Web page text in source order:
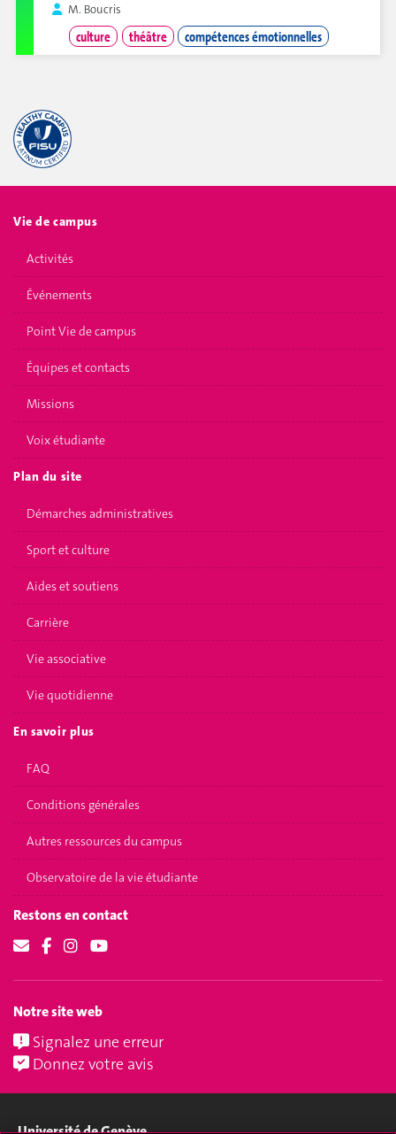
M. Boucris
culture théâtre compétences émotionnelles
Vie de campus
Activités
Événements
Point Vie de campus
Équipes et contacts
Missions
Voix étudiante
Plan du site
Démarches administratives
Sport et culture
Aides et soutiens
Carrière
Vie associative
Vie quotidienne
En savoir plus
FAQ
Conditions générales
Autres ressources du campus
Observatoire de la vie étudiante
Restons en contact
Notre site web
Signalez une erreur
Donnez votre avis